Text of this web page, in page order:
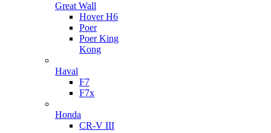
Great Wall
Hover H6
Poer
Poer King
Kong
Haval
F7
F7x
Honda
CR-V III